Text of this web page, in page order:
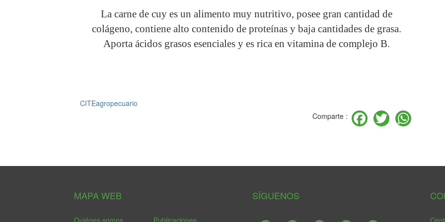
La carne de cuy es un alimento muy nutritivo, posee gran cantidad de
colágeno, contiene alto contenido de proteínas y baja cantidades de grasa.
Aporta ácidos grasos esenciales y es rica en vitamina de complejo B.
CITEagropecuario
Comparte :
Facebook
Twitter
MAPA WEB SÍGUENOS